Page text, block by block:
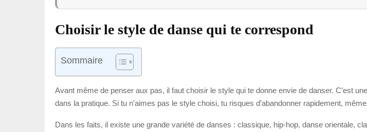
Choisir le style de danse qui te correspond
Sommaire
Avant même de penser aux pas, il faut choisir le style qui te donne envie de danser. C’est
dans la pratique. Si tu n’aimes pas le style choisi, tu risques d’abandonner rapidement,
Dans les faits, il existe une grande variété de danses : classique, hip-hop, danse orientale,